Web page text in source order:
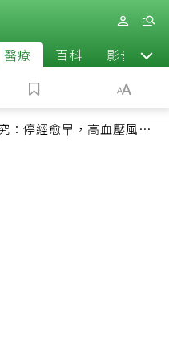
醫療 百科 影音
：停經愈早，高血壓風險